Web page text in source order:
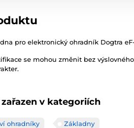
pro elektronický ohradník Dogtra
se mohou změnit bez
v kategoriích
ohradníky Základny